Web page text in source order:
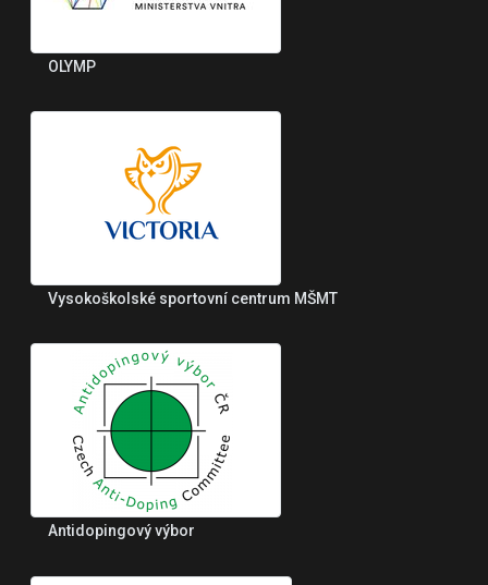
OLYMP
Vysokoškolské sportovní centrum MŠMT
Antidopingový výbor